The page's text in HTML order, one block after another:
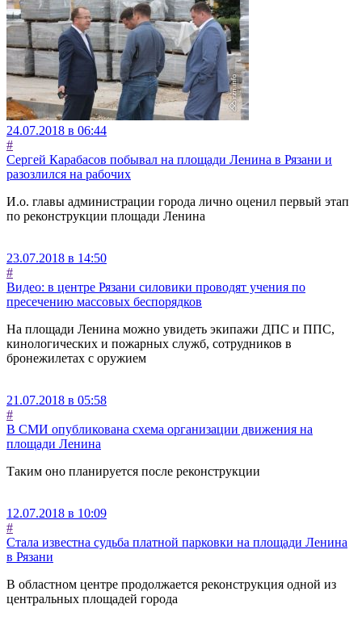
24.07.2018 в 06:44
#
Сергей Карабасов побывал на площади Ленина в Рязани и
разозлился на рабочих
И.о. главы администрации города лично оценил первый этап
по реконструкции площади Ленина
23.07.2018 в 14:50
#
Видео: в центре Рязани силовики проводят учения по
пресечению массовых беспорядков
На площади Ленина можно увидеть экипажи ДПС и ППС,
кинологических и пожарных служб, сотрудников в
бронежилетах с оружием
21.07.2018 в 05:58
#
В СМИ опубликована схема организации движения на
площади Ленина
Таким оно планируется после реконструкции
12.07.2018 в 10:09
#
Стала известна судьба платной парковки на площади Ленина
в Рязани
В областном центре продолжается реконструкция одной из
центральных площадей города